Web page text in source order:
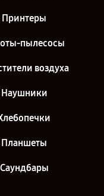
Принтеры
пылесосы
воздуха
Наушники
Планшеты
Саундбары